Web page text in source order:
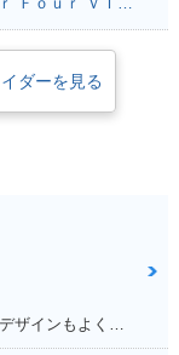
ダーを見る